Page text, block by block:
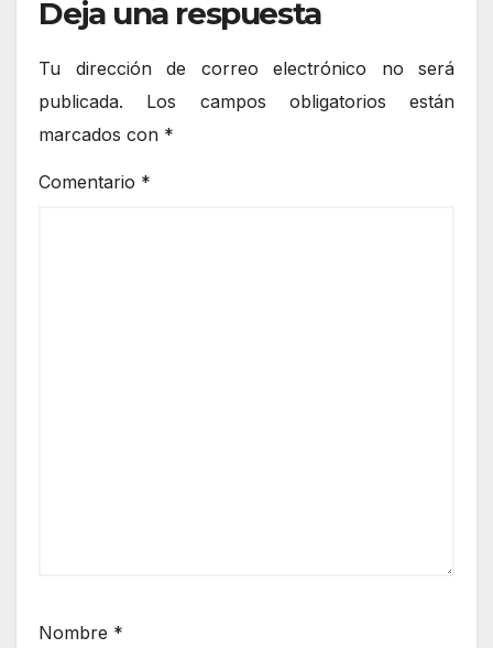
Deja una respuesta
Tu dirección de correo electrónico no será
publicada.
Los campos obligatorios están
marcados con *
Comentario *
Nombre *